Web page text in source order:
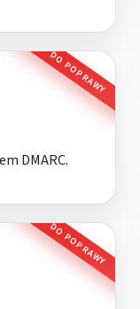
DO POPRAWY
DMARC.
DO POPRAWY